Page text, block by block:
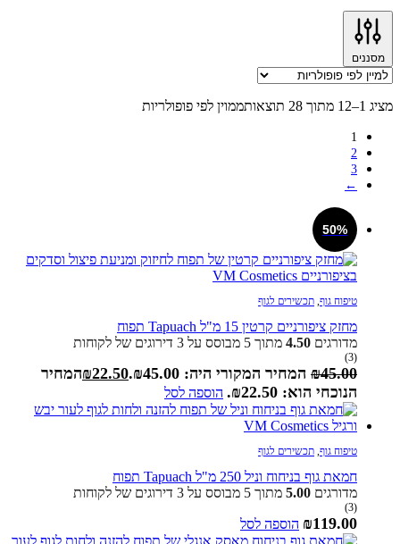
מסננים
מציג 1–12 מתוך 28 תוצאות ממוין לפי פופולריות
1
2
3
←
50%
טיפוח גוף תכשירים לגוף
מחזק ציפורניים קרטין 15 מ"ל Tapuach תפוח
מדורגים 4.50 מתוך 5 מבוסס על 3 דירוגים של לקוחות
(3)
₪45.00 המחיר המקורי היה: ₪45.00. ₪22.50 המחיר
הנוכחי הוא: ₪22.50.
הוספה לסל
טיפוח גוף תכשירים לגוף
חמאת גוף בניחוח וניל 250 מ"ל Tapuach תפוח
מדורגים 5.00 מתוך 5 מבוסס על 3 דירוגים של לקוחות
(3)
₪119.00 הוספה לסל